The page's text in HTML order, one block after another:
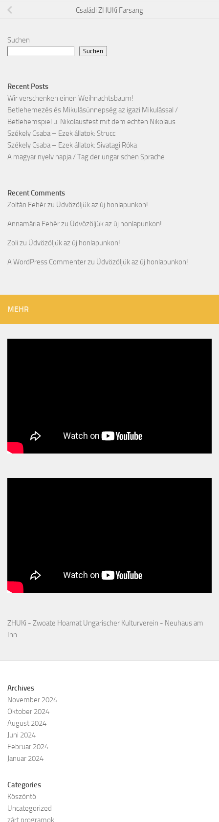
Családi ZHUKi Farsang
Suchen
Suchen
Recent Posts
Wir verschenken einen Weihnachtsbaum!
Betlehemezés és Mikulásünnepség az igazi Mikulással /
Betlehemspiel u. Nikolausfest mit dem echten Nikolaus
Székely Csaba – Ezek állatok: Strucc
Székely Csaba – Ezek állatok: Sivatagi Róka
A magyar nyelv napja / Tag der ungarischen Sprache
Recent Comments
Zoltán Fehérzu Üdvözöljük az új honlapunkon!
Annamária Fehérzu Üdvözöljük az új honlapunkon!
Zoli zu Üdvözöljük az új honlapunkon!
A WordPress Commenterzu Üdvözöljük az új honlapunkon!
MEHR
ZHUKi - Zwoate Hoamat Ungarischer Kulturverein - Neuhaus am
Inn
Archives
November 2024
Oktober 2024
August 2024
Juni 2024
Februar 2024
Januar 2024
Categories
Köszöntö
Uncategorized
zárt programok